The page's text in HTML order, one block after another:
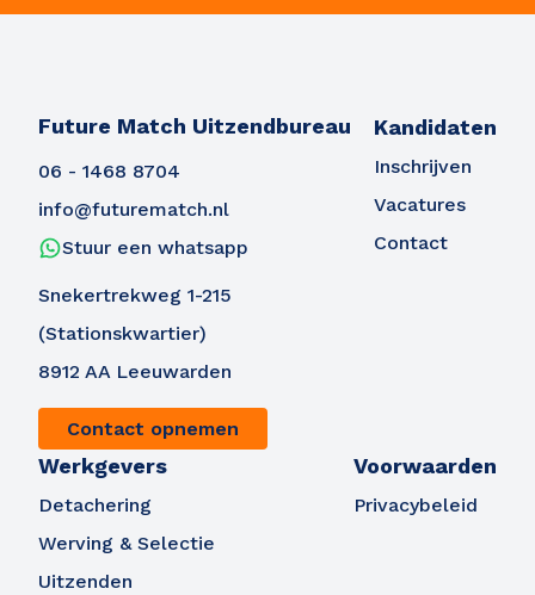
Future Match Uitzendbureau
06 - 1468 8704
info@futurematch.nl
Stuur een whatsapp
Snekertrekweg 1-215
(Stationskwartier)
8912 AA Leeuwarden
Contact opnemen
Kandidaten
Inschrijven
Vacatures
Contact
Werkgevers
Detachering
Werving & Selectie
Uitzenden
Voorwaarden
Privacybeleid